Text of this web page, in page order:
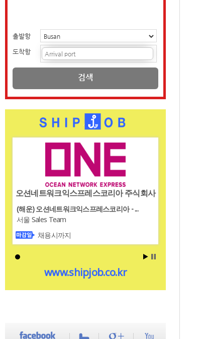
출발항
도착항
검색